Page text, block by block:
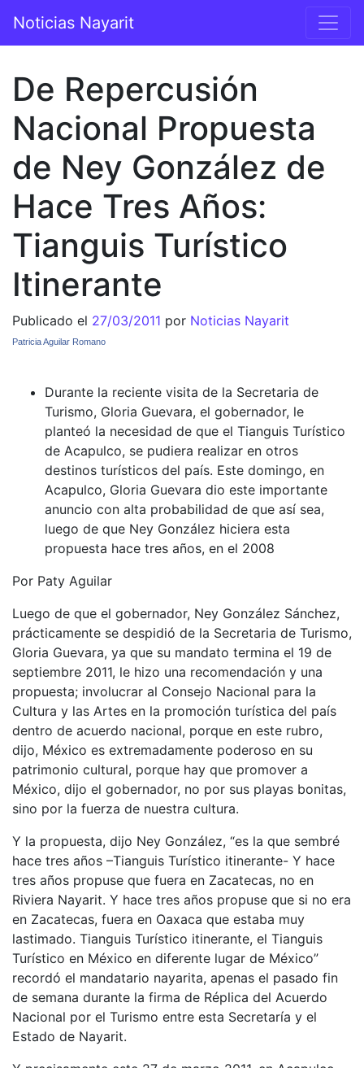
Navegación principal
Noticias Nayarit
De Repercusión
Nacional Propuesta
de Ney González de
Hace Tres Años:
Tianguis Turístico
Itinerante
Publicado el 27/03/2011 por Noticias Nayarit
Patricia Aguilar Romano
Durante la reciente visita de la Secretaria de
Turismo, Gloria Guevara, el gobernador, le
planteó la necesidad de que el Tianguis Turístico
de Acapulco, se pudiera realizar en otros
destinos turísticos del país. Este domingo, en
Acapulco, Gloria Guevara dio este importante
anuncio con alta probabilidad de que así sea,
luego de que Ney González hiciera esta
propuesta hace tres años, en el 2008
Por Paty Aguilar
Luego de que el gobernador, Ney González Sánchez,
prácticamente se despidió de la Secretaria de Turismo,
Gloria Guevara, ya que su mandato termina el 19 de
septiembre 2011, le hizo una recomendación y una
propuesta; involucrar al Consejo Nacional para la
Cultura y las Artes en la promoción turística del país
dentro de acuerdo nacional, porque en este rubro,
dijo, México es extremadamente poderoso en su
patrimonio cultural, porque hay que promover a
México, dijo el gobernador, no por sus playas bonitas,
sino por la fuerza de nuestra cultura.
Y la propuesta, dijo Ney González, “es la que sembré
hace tres años –Tianguis Turístico itinerante- Y hace
tres años propuse que fuera en Zacatecas, no en
Riviera Nayarit. Y hace tres años propuse que si no era
en Zacatecas, fuera en Oaxaca que estaba muy
lastimado. Tianguis Turístico itinerante, el Tianguis
Turístico en México en diferente lugar de México”
recordó el mandatario nayarita, apenas el pasado fin
de semana durante la firma de Réplica del Acuerdo
Nacional por el Turismo entre esta Secretaría y el
Estado de Nayarit.